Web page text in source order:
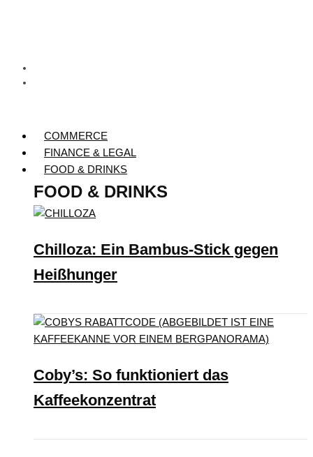
COMMERCE
FINANCE & LEGAL
FOOD & DRINKS
FOOD & DRINKS
Chilloza: Ein Bambus-Stick gegen
Heißhunger
Coby’s: So funktioniert das
Kaffeekonzentrat